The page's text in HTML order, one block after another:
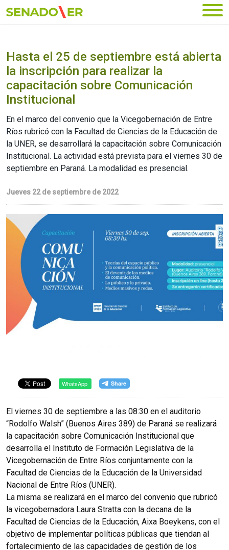
Ir al menú principal
Hasta el 25 de septiembre está abierta
la inscripción para realizar la
capacitación sobre Comunicación
Institucional
En el marco del convenio que la Vicegobernación de Entre
Ríos rubricó con la Facultad de Ciencias de la Educación de
la UNER, se desarrollará la capacitación sobre Comunicación
Institucional. La actividad está prevista para el viernes 30 de
septiembre en Paraná. La modalidad es presencial.
Jueves 22 de septiembre de 2022
WhatsApp
El viernes 30 de septiembre a las 08:30 en el auditorio
“Rodolfo Walsh” (Buenos Aires 389) de Paraná se realizará
la capacitación sobre Comunicación Institucional que
desarrolla el Instituto de Formación Legislativa de la
Vicegobernación de Entre Ríos conjuntamente con la
Facultad de Ciencias de la Educación de la Universidad
Nacional de Entre Ríos (UNER).
La misma se realizará en el marco del convenio que rubricó
la vicegobernadora Laura Stratta con la decana de la
Facultad de Ciencias de la Educación, Aixa Boeykens, con el
objetivo de implementar políticas públicas que tiendan al
fortalecimiento de las capacidades de gestión de los